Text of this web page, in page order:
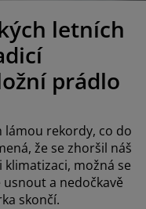
letních
prádlo
lámou rekordy, co do
že se zhoršil náš
možná se
a nedočkavě
skončí.